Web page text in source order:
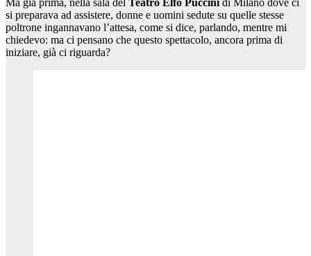
Ma già prima, nella sala del Teatro Elfo Puccini di Milano dove ci
si preparava ad assistere, donne e uomini sedute su quelle stesse
poltrone ingannavano l’attesa, come si dice, parlando, mentre mi
chiedevo: ma ci pensano che questo spettacolo, ancora prima di
iniziare, già ci riguarda?